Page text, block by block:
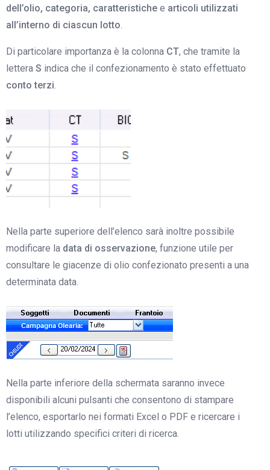
dell’olio, categoria, caratteristiche e articoli utilizzati
all’interno di ciascun lotto
Di particolare importanza è la colonna CT, che tramite la
lettera S indica che il confezionamento è stato effettuato
conto terzi
Nella parte superiore dell’elenco sarà inoltre possibile
modificare la data di osservazione, funzione utile per
consultare le giacenze di olio confezionato presenti a una
determinata data.
Nella parte inferiore della schermata saranno invece
disponibili alcuni pulsanti che consentono di stampare
l’elenco, esportarlo nei formati Excel o PDF e ricercare i
lotti utilizzando specifici criteri di ricerca.